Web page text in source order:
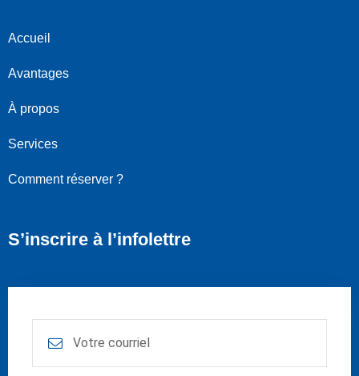
Accueil
Avantages
À propos
Services
Comment réserver ?
S’inscrire à l’infolettre